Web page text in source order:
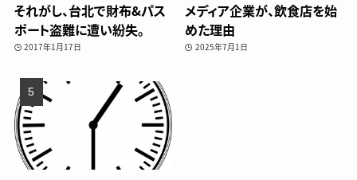
それがし、台北で財布&パス
ポート盗難に遭い紛失。
2017年1月17日
メディア企業が、飲食店を始
めた理由
2025年7月1日